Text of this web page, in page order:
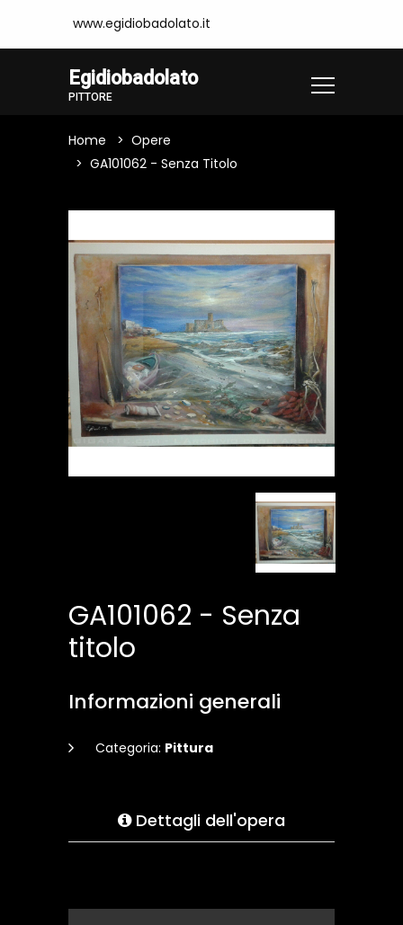
www.egidiobadolato.it
Egidiobadolato
PITTORE
Home
Opere
GA101062 - Senza Titolo
GA101062 - Senza
titolo
Informazioni generali
Categoria: Pittura
Dettagli dell'opera